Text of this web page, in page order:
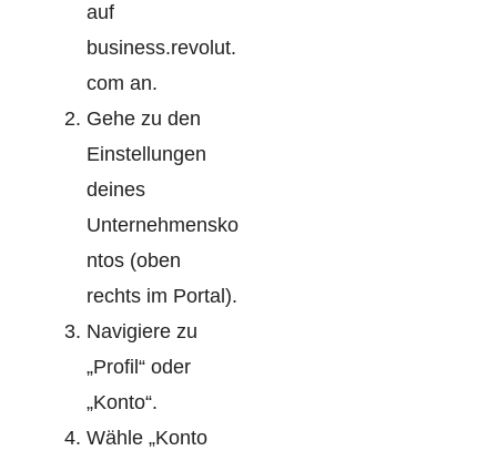
auf
business.revolut.
com an.
Gehe zu den
Einstellungen
deines
Unternehmensko
ntos (oben
rechts im Portal).
Navigiere zu
„Profil“ oder
„Konto“.
Wähle „Konto